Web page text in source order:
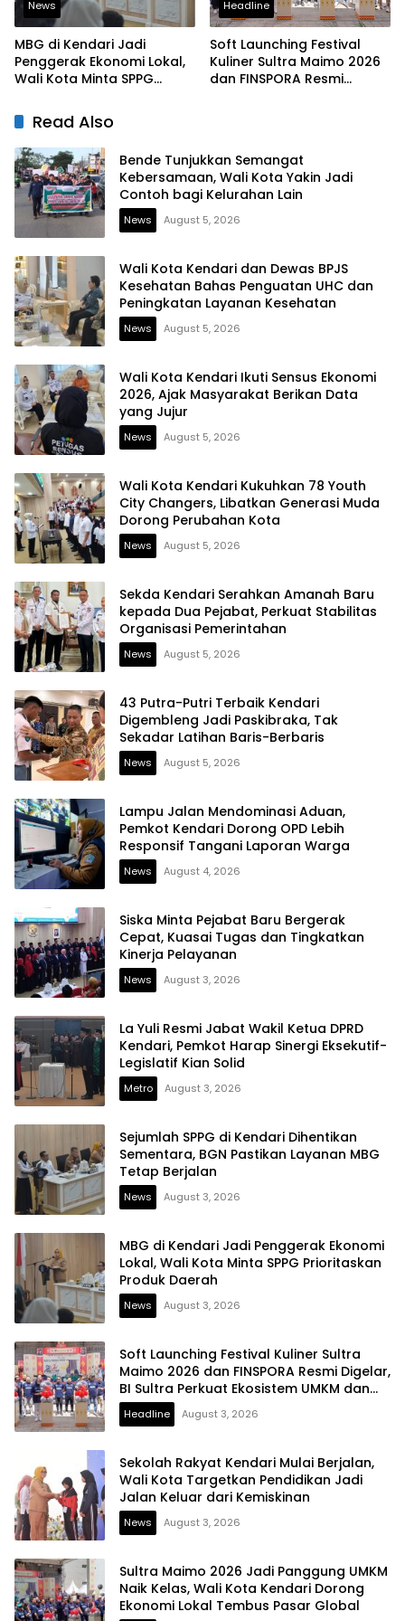
News
MBG di Kendari Jadi
Penggerak Ekonomi Lokal,
Wali Kota Minta SPPG
Headline
Soft Launching Festival
Kuliner Sultra Maimo 2026
dan FINSPORA Resmi
Read Also
Bende Tunjukkan Semangat
Kebersamaan, Wali Kota Yakin Jadi
Contoh bagi Kelurahan Lain
News August 5, 2026
Wali Kota Kendari dan Dewas BPJS
Kesehatan Bahas Penguatan UHC dan
Peningkatan Layanan Kesehatan
News August 5, 2026
Wali Kota Kendari Ikuti Sensus Ekonomi
2026, Ajak Masyarakat Berikan Data
yang Jujur
News August 5, 2026
Wali Kota Kendari Kukuhkan 78 Youth
City Changers, Libatkan Generasi Muda
Dorong Perubahan Kota
News August 5, 2026
Sekda Kendari Serahkan Amanah Baru
kepada Dua Pejabat, Perkuat Stabilitas
Organisasi Pemerintahan
News August 5, 2026
43 Putra-Putri Terbaik Kendari
Digembleng Jadi Paskibraka, Tak
Sekadar Latihan Baris-Berbaris
News August 5, 2026
Lampu Jalan Mendominasi Aduan,
Pemkot Kendari Dorong OPD Lebih
Responsif Tangani Laporan Warga
News August 4, 2026
Siska Minta Pejabat Baru Bergerak
Cepat, Kuasai Tugas dan Tingkatkan
Kinerja Pelayanan
News August 3, 2026
La Yuli Resmi Jabat Wakil Ketua DPRD
Kendari, Pemkot Harap Sinergi Eksekutif-
Legislatif Kian Solid
Metro August 3, 2026
Sejumlah SPPG di Kendari Dihentikan
Sementara, BGN Pastikan Layanan MBG
Tetap Berjalan
News August 3, 2026
MBG di Kendari Jadi Penggerak Ekonomi
Lokal, Wali Kota Minta SPPG Prioritaskan
Produk Daerah
News August 3, 2026
Soft Launching Festival Kuliner Sultra
Maimo 2026 dan FINSPORA Resmi Digelar,
BI Sultra Perkuat Ekosistem UMKM dan
Digitalisasi Ekonomi
Headline August 3, 2026
Sekolah Rakyat Kendari Mulai Berjalan,
Wali Kota Targetkan Pendidikan Jadi
Jalan Keluar dari Kemiskinan
News August 3, 2026
Sultra Maimo 2026 Jadi Panggung UMKM
Naik Kelas, Wali Kota Kendari Dorong
Ekonomi Lokal Tembus Pasar Global